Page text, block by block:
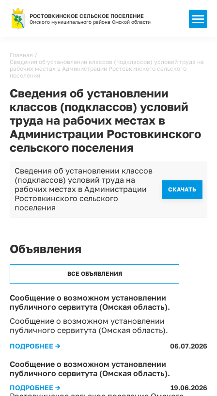
РОСТОВКИНСКОЕ СЕЛЬСКОЕ ПОСЕЛЕНИЕ
Омского муниципального района Омской области
Строка
навигации
Главная
Сведения об установлении классов (подклассов) условий труда на
рабочих местах в Администрации Ростовкинского сельского
поселения
Сведения об установлении
классов (подклассов) условий
труда на рабочих местах в
Администрации Ростовкинского
сельского поселения
Сведения об установлении классов
(подклассов) условий труда на
рабочих местах в Администрации
Ростовкинского сельского
поселения
CКАЧАТЬ
Объявления
ВСЕ ОБЪЯВЛЕНИЯ
Сообщение о возможном установлении
публичного сервитута (Омская область).
Сообщение о возможном установлении
публичного сервитута (Омская область).
ПОДРОБНЕЕ → 06.07.2026
Сообщение о возможном установлении
публичного сервитута (Омская область).
ПОДРОБНЕЕ → 19.06.2026